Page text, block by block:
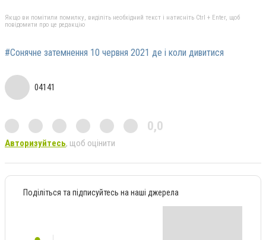
Якщо ви помітили помилку, виділіть необхідний текст і натисніть Ctrl + Enter, щоб
повідомити про це редакцію
#Сонячне затемнення 10 червня 2021 де і коли дивитися
04141
0,0
Авторизуйтесь, щоб оцінити
Поділіться та підписуйтесь на наші джерела